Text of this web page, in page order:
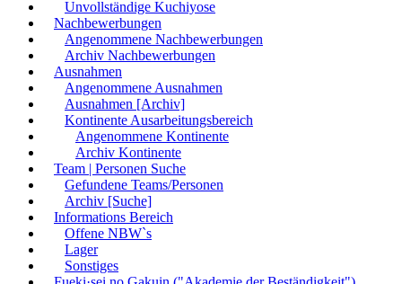
Unvollständige Kuchiyose
Nachbewerbungen
Angenommene Nachbewerbungen
Archiv Nachbewerbungen
Ausnahmen
Angenommene Ausnahmen
Ausnahmen [Archiv]
Kontinente Ausarbeitungsbereich
Angenommene Kontinente
Archiv Kontinente
Team | Personen Suche
Gefundene Teams/Personen
Archiv [Suche]
Informations Bereich
Offene NBW`s
Lager
Sonstiges